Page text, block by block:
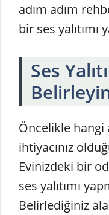
adım adım
bir ses yalıtımı
Ses
Öncelikle hangi
ihtiyacınız
Evinizdeki bir
ses yalıtımı
Belirlediğiniz